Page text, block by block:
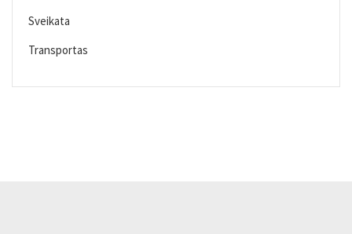
Sveikata
Transportas